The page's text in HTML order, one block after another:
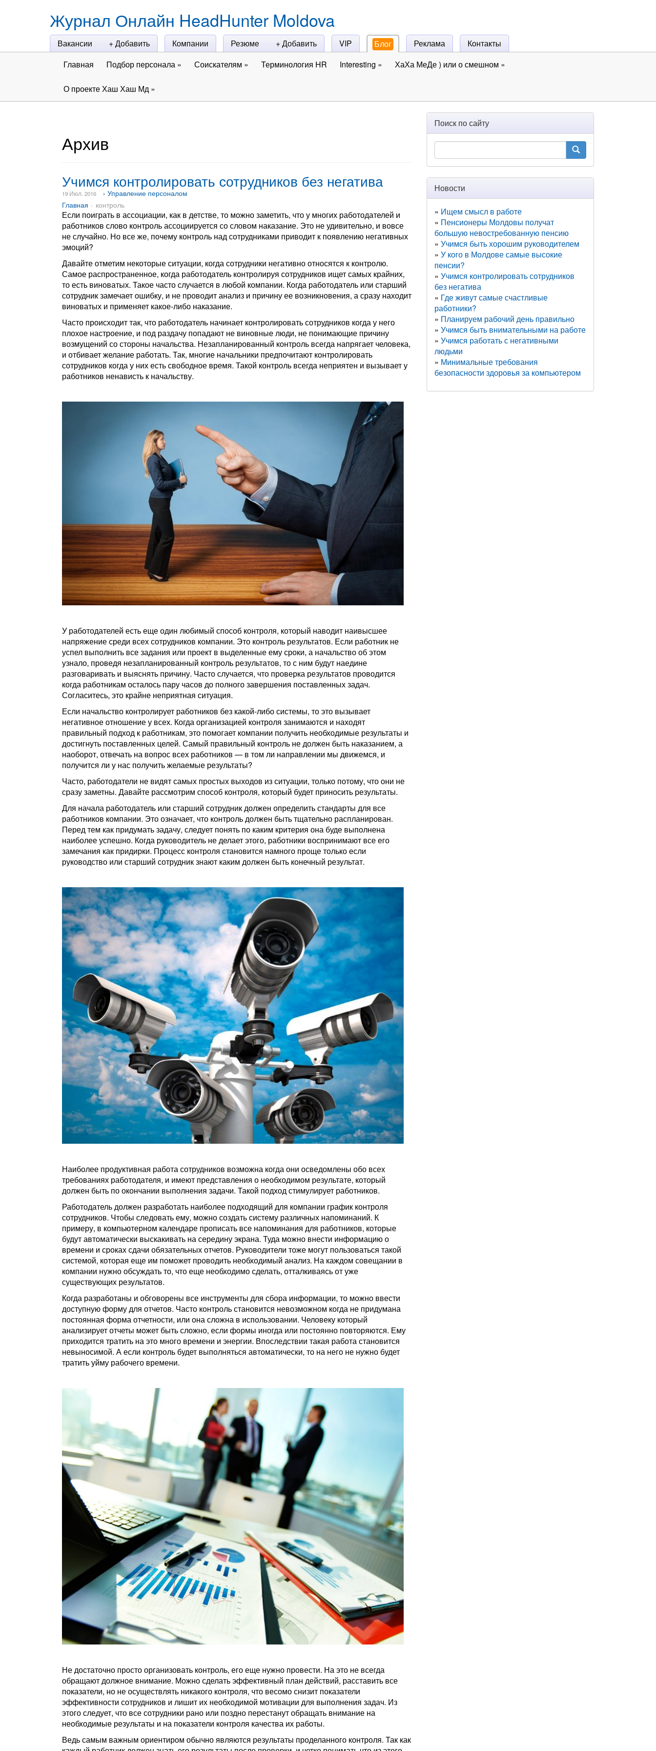
Журнал Онлайн HeadHunter Moldova
Вакансии + Добавить Компании Резюме + Добавить VIP Блог Реклама
Контакты
Главная
Подбор персонала » Соискателям » Терминология HR Interesting » ХаХа МеДе ) или о смешном »
О проекте Хаш Хаш Мд »
Архив
Учимся контролировать сотрудников без негатива
19 Июл. 2016
› Управление персоналом
Главная
контроль
Если поиграть в ассоциации, как в детстве, то можно заметить, что у многих работодателей и
работников слово контроль ассоциируется со словом наказание. Это не удивительно, и вовсе
не случайно. Но все же, почему контроль над сотрудниками приводит к появлению негативных
эмоций?
Давайте отметим некоторые ситуации, когда сотрудники негативно относятся к контролю.
Самое распространенное, когда работодатель контролируя сотрудников ищет самых крайних,
то есть виноватых. Такое часто случается в любой компании. Когда работодатель или старший
сотрудник замечает ошибку, и не проводит анализ и причину ее возникновения, а сразу находит
виноватых и применяет какое-либо наказание.
Часто происходит так, что работодатель начинает контролировать сотрудников когда у него
плохое настроение, и под раздачу попадают не виновные люди, не понимающие причину
возмущений со стороны начальства. Незапланированный контроль всегда напрягает человека,
и отбивает желание работать. Так, многие начальники предпочитают контролировать
сотрудников когда у них есть свободное время. Такой контроль всегда неприятен и вызывает у
работников ненависть к начальству.
У работодателей есть еще один любимый способ контроля, который наводит наивысшее
напряжение среди всех сотрудников компании. Это контроль результатов. Если работник не
успел выполнить все задания или проект в выделенные ему сроки, а начальство об этом
узнало, проведя незапланированный контроль результатов, то с ним будут наедине
разговаривать и выяснять причину. Часто случается, что проверка результатов проводится
когда работникам осталось пару часов до полного завершения поставленных задач.
Согласитесь, это крайне неприятная ситуация.
Если начальство контролирует работников без какой-либо системы, то это вызывает
негативное отношение у всех. Когда организацией контроля занимаются и находят
правильный подход к работникам, это помогает компании получить необходимые результаты и
достигнуть поставленных целей. Самый правильный контроль не должен быть наказанием, а
наоборот, отвечать на вопрос всех работников — в том ли направлении мы движемся, и
получится ли у нас получить желаемые результаты?
Часто, работодатели не видят самых простых выходов из ситуации, только потому, что они не
сразу заметны. Давайте рассмотрим способ контроля, который будет приносить результаты.
Для начала работодатель или старший сотрудник должен определить стандарты для все
работников компании. Это означает, что контроль должен быть тщательно распланирован.
Перед тем как придумать задачу, следует понять по каким критерия она буде выполнена
наиболее успешно. Когда руководитель не делает этого, работники воспринимают все его
замечания как придирки. Процесс контроля становится намного проще только если
руководство или старший сотрудник знают каким должен быть конечный результат.
Наиболее продуктивная работа сотрудников возможна когда они осведомлены обо всех
требованиях работодателя, и имеют представления о необходимом результате, который
должен быть по окончании выполнения задачи. Такой подход стимулирует работников.
Работодатель должен разработать наиболее подходящий для компании график контроля
сотрудников. Чтобы следовать ему, можно создать систему различных напоминаний. К
примеру, в компьютерном календаре прописать все напоминания для работников, которые
будут автоматически выскакивать на середину экрана. Туда можно внести информацию о
времени и сроках сдачи обязательных отчетов. Руководители тоже могут пользоваться такой
системой, которая еще им поможет проводить необходимый анализ. На каждом совещании в
компании нужно обсуждать то, что еще необходимо сделать, отталкиваясь от уже
существующих результатов.
Когда разработаны и обговорены все инструменты для сбора информации, то можно ввести
доступную форму для отчетов. Часто контроль становится невозможном когда не придумана
постоянная форма отчетности, или она сложна в использовании. Человеку который
анализирует отчеты может быть сложно, если формы иногда или постоянно повторяются. Ему
приходится тратить на это много времени и энергии. Впоследствии такая работа становится
невыносимой. А если контроль будет выполняться автоматически, то на него не нужно будет
тратить уйму рабочего времени.
Не достаточно просто организовать контроль, его еще нужно провести. На это не всегда
обращают должное внимание. Можно сделать эффективный план действий, расставить все
показатели, но не осуществлять никакого контроля, что весомо снизит показатели
эффективности сотрудников и лишит их необходимой мотивации для выполнения задач. Из
этого следует, что все сотрудники рано или поздно перестанут обращать внимание на
необходимые результаты и на показатели контроля качества их работы.
Ведь самым важным ориентиром обычно являются результаты проделанного контроля. Так как
Поиск по сайту
Новости
Ищем смысл в работе
Пенсионеры Молдовы получат
большую невостребованную пенсию
Учимся быть хорошим руководителем
У кого в Молдове самые высокие
пенсии?
Учимся контролировать сотрудников
без негатива
Где живут самые счастливые
работники?
Планируем рабочий день правильно
Учимся быть внимательными на работе
Учимся работать с негативными
людьми
Минимальные требования
безопасности здоровья за компьютером